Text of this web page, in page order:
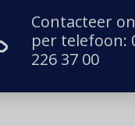
Contacteer
per telefoon:
226 37 00